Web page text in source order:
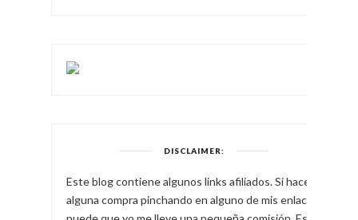
DISCLAIMER:
Este blog contiene algunos links afiliados. Si haces
alguna compra pinchando en alguno de mis enlaces,